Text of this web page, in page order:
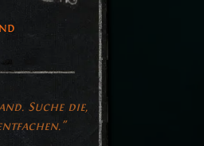
Suche die,